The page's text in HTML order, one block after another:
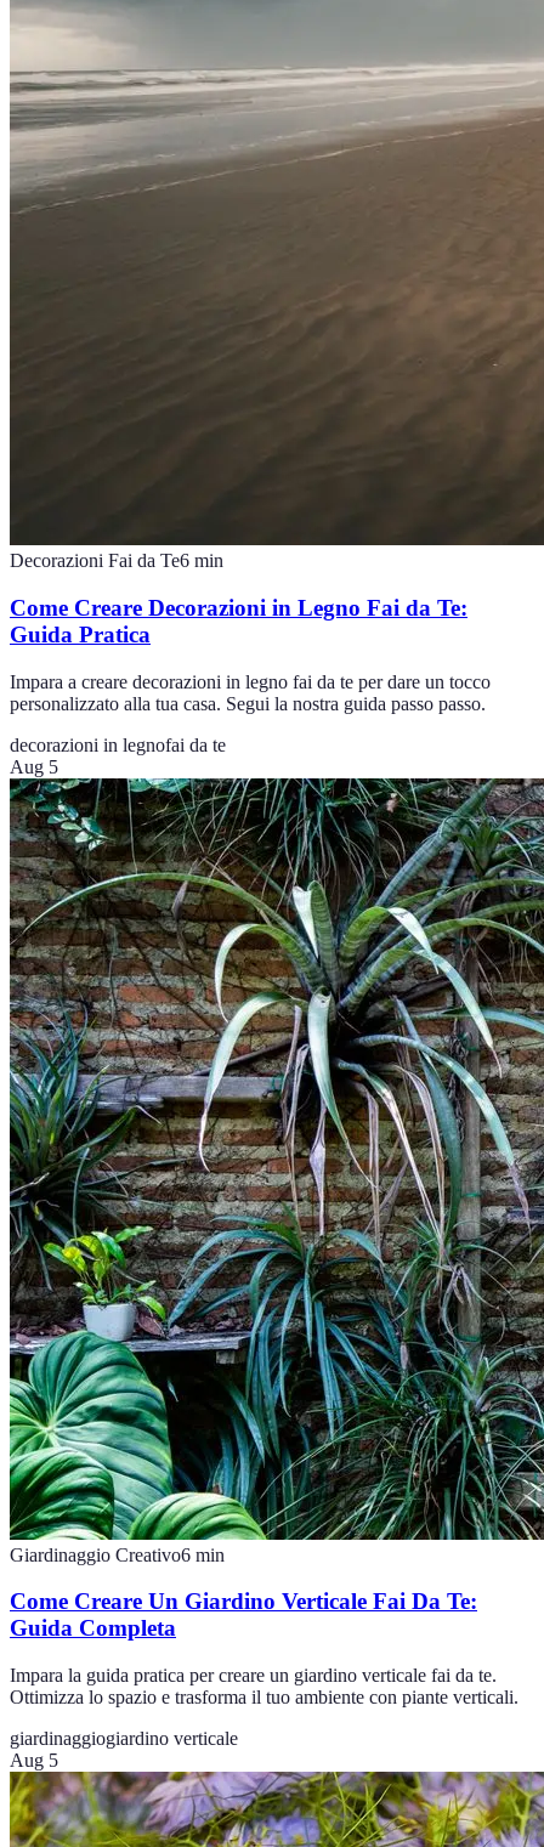
Decorazioni Fai da Te6 min
Come Creare Decorazioni in Legno Fai da Te:
Guida Pratica
Impara a creare decorazioni in legno fai da te per dare un tocco
personalizzato alla tua casa. Segui la nostra guida passo passo.
decorazioni in legnofai da te
Aug 5
Giardinaggio Creativo6 min
Come Creare Un Giardino Verticale Fai Da Te:
Guida Completa
Impara la guida pratica per creare un giardino verticale fai da te.
Ottimizza lo spazio e trasforma il tuo ambiente con piante verticali.
giardinaggiogiardino verticale
Aug 5